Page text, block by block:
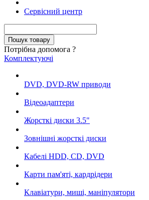
Сервісний центр
Потрібна допомога ?
Комплектуючі
DVD, DVD-RW приводи
Відеоадаптери
Жорсткі диски 3.5"
Зовнішні жорсткі диски
Кабелі HDD, CD, DVD
Карти пам'яті, кардрідери
Клавіатури, миші, маніпулятори